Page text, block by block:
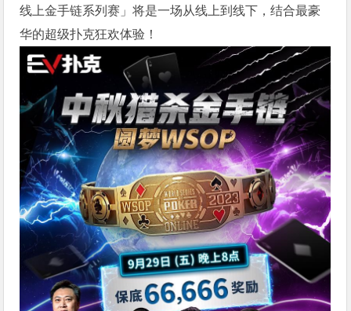
线上金手链系列赛」将是一场从线上到线下，结合最豪
华的超级扑克狂欢体验！